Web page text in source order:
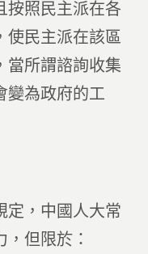
按照民主派在各
使民主派在該區
當所謂諮詢收集
變為政府的工
，中國人大常
但限於：